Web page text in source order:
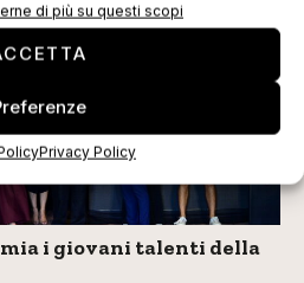
di più su questi scopi
Privacy Policy
i giovani talenti della